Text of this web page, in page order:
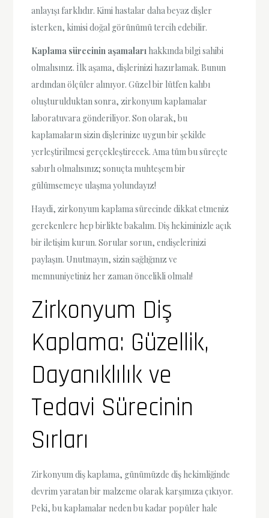
anlayışı farklıdır. Kimi hastalar daha beyaz dişler
isterken, kimisi doğal görünümü tercih edebilir.
Kaplama sürecinin aşamaları hakkında bilgi sahibi
olmalısınız. İlk aşama, dişlerinizi hazırlamak. Bunun
ardından ölçüler alınıyor. Güzel bir lütfen kalıbı
oluşturulduktan sonra, zirkonyum kaplamalar
laboratuvara gönderiliyor. Son olarak, bu
kaplamaların sizin dişlerinize uygun bir şekilde
yerleştirilmesi gerçekleştirecek. Ama tüm bu süreçte
sabırlı olmalısınız; sonuçta muhteşem bir
gülümsemeye ulaşma yolundayız!
Haydi, zirkonyum kaplama sürecinde dikkat etmeniz
gerekenlere hep birlikte bakalım. Diş hekiminizle açık
bir iletişim kurun. Sorular sorun, endişelerinizi
paylaşın. Unutmayın, sizin sağlığınız ve
memnuniyetiniz her zaman öncelikli olmalı!
Zirkonyum Diş
Kaplama: Güzellik,
Dayanıklılık ve
Tedavi Sürecinin
Sırları
Zirkonyum diş kaplama, günümüzde diş hekimliğinde
devrim yaratan bir malzeme olarak karşımıza çıkıyor.
Peki, bu kaplamalar neden bu kadar popüler hale